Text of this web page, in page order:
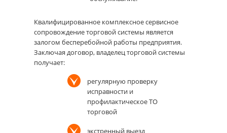
Квалифицированное комплексное сервисное
сопровождение торговой системы является
залогом бесперебойной работы предприятия.
Заключая договор, владелец торговой системы
получает:
регулярную проверку
исправности и
профилактическое ТО
торговой
экстренный выезд